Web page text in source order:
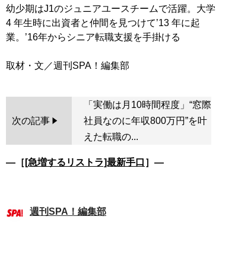
幼少期はJ1のジュニアユースチームで活躍。大学
4 年生時に出資者と仲間を見つけて’13 年に起
業。’16年からシニア転職支援を手掛ける
次の記事
「実働は月10時間程度」“窓際
社員なのに年収800万円”を叶
えた転職の...
―［ [急増するリストラ]最新手口 ］―
週刊SPA！編集部